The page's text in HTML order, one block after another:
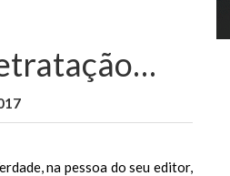
na pessoa do seu editor,